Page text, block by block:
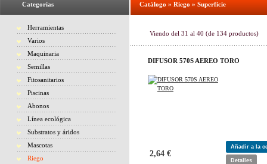
Categorías
Herramientas
Varios
Maquinaria
Semillas
Fitosanitarios
Piscinas
Abonos
Línea ecológica
Substratos y áridos
Mascotas
Riego
Catálogo » Riego » Superficie
Viendo del 31 al 40 (de 134 productos)
DIFUSOR 570S AEREO TORO
2,64 €
Añadir a la
Detalles